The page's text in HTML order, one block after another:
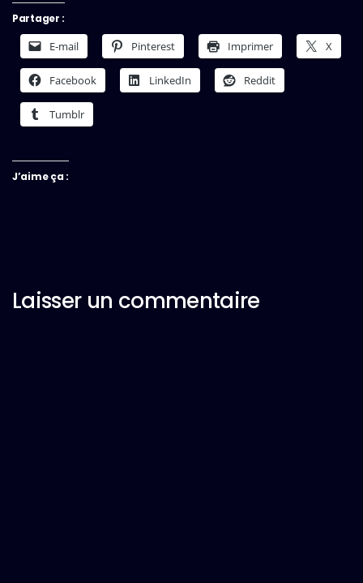
Partager :
E-mail Pinterest Imprimer X
Facebook LinkedIn Reddit
Tumblr
J’aime ça :
Laisser un commentaire